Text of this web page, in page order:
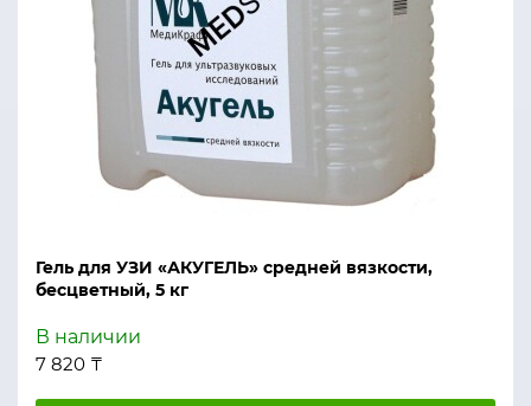
Гель для УЗИ «АКУГЕЛЬ» средней вязкости,
бесцветный, 5 кг
В наличии
7 820 ₸